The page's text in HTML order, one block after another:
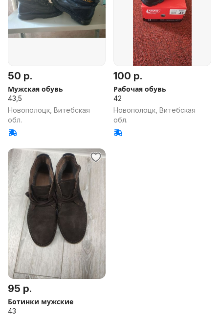
50 р.
Мужская обувь
43,5
Новополоцк, Витебская
обл.
100 р.
Рабочая обувь
42
Новополоцк, Витебская
обл.
95 р.
Ботинки мужские
43